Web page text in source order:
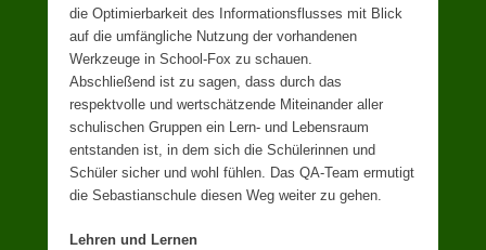
die Optimierbarkeit des Informationsflusses mit Blick
auf die umfängliche Nutzung der vorhandenen
Werkzeuge in School-Fox zu schauen.
Abschließend ist zu sagen, dass durch das
respektvolle und wertschätzende Miteinander aller
schulischen Gruppen ein Lern- und Lebensraum
entstanden ist, in dem sich die Schülerinnen und
Schüler sicher und wohl fühlen. Das QA-Team ermutigt
die Sebastianschule diesen Weg weiter zu gehen.
Lehren und Lernen